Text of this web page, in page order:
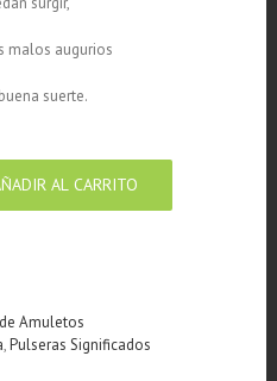
malos augurios
suerte.
AL CARRITO
Amuletos
,Pulseras Significados